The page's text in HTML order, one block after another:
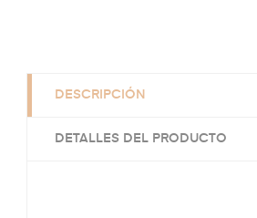
DESCRIPCIÓN
DETALLES DEL PRODUCTO